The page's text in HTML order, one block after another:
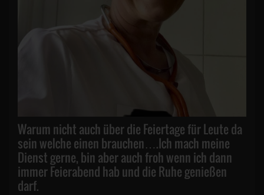
Warum nicht auch über die Feiertage für Leute da
sein welche einen brauchen….Ich mach meine
Dienst gerne, bin aber auch froh wenn ich dann
immer Feierabend hab und die Ruhe genießen
darf.